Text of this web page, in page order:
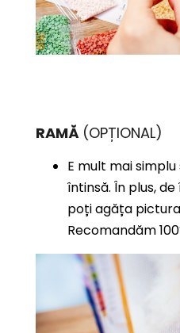
RAMĂ (OPȚIONAL)
E mult mai
întinsă. În plus,
poți agăța
Recomandăm